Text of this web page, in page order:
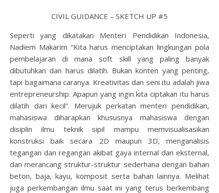
CIVIL GUIDANCE – SKETCH UP #5
Seperti yang dikatakan Menteri Pendidikan Indonesia,
Nadiem Makarim “Kita harus menciptakan lingkungan pola
pembelajaran di mana soft skill yang paling banyak
dibutuhkan dan harus dilatih. Bukan konten yang penting,
tapi bagaimana caranya. Kreativitas dan seni itu adalah jiwa
entrepreneurship. Apapun yang ingin kita ciptakan itu harus
dilatih dari kecil”. Merujuk perkatan menteri pendidikan,
mahasiswa diharapkan khususnya mahasiswa dengan
disiplin ilmu teknik sipil mampu memvisualisasikan
konstruksi baik secara 2D maupun 3D, menganalisis
tegangan dan regangan akibat gaya internal dan eksternal,
dan merancang struktur-struktur sederhana dengan bahan
beton, baja, kayu, komposit serta bahan lainnya. Melihat
juga perkembangan ilmu saat ini yang terus berkembang